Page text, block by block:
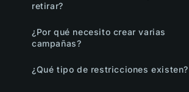
retirar?
¿Por qué necesito crear varias
campañas?
¿Qué tipo de restricciones existen?